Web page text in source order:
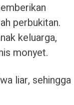
perbukitan.
keluarga,
monyet.
liar, sehingga